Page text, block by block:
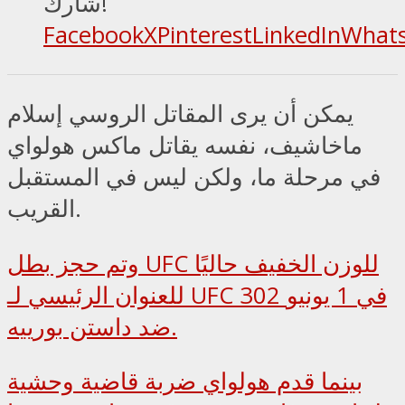
FacebookXPinterestLinkedIn
يمكن أن يرى المقاتل الروسي إسلام
ماخاشيف، نفسه يقاتل ماكس هولواي
في مرحلة ما، ولكن ليس في المستقبل
القريب.
وتم حجز بطل UFC للوزن الخفيف حاليًا
للعنوان الرئيسي لـ UFC 302 في 1 يونيو
ضد داستن بورييه.
بينما قدم هولواي ضربة قاضية وحشية